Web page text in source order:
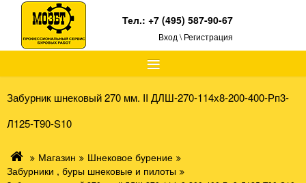
≡
Тел.:+7 (495) 587-90-67
Вход \ Регистрация
Забурник шнековый 270 мм. II ДЛШ-270-114х8-200-400-Рп3-
Л125-Т90-S10
Магазин
Шнековое бурение
Забурники , буры шнековые и пилоты